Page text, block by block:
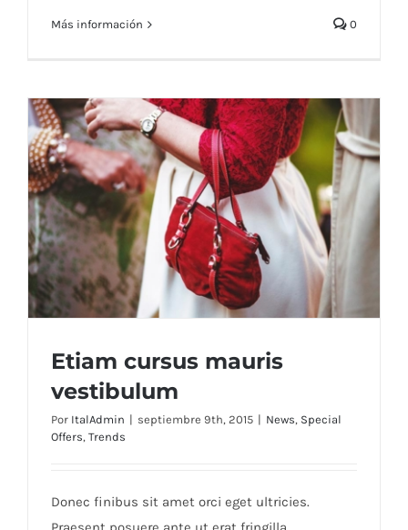
Más información 0
Etiam cursus mauris
vestibulum
Por ItalAdmin | septiembre 9th, 2015 | News, Special
Offers, Trends
Donec finibus sit amet orci eget ultricies.